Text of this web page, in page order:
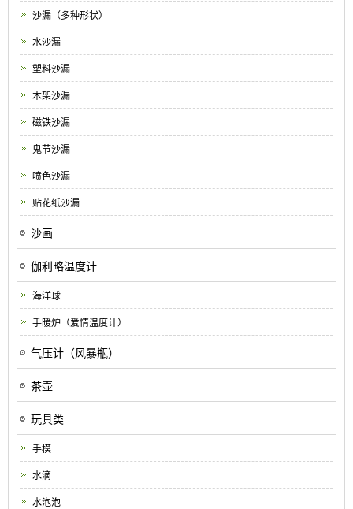
沙漏（多种形状）
水沙漏
塑料沙漏
木架沙漏
磁铁沙漏
鬼节沙漏
喷色沙漏
贴花纸沙漏
沙画
伽利略温度计
海洋球
手暖炉（爱情温度计）
气压计（风暴瓶）
茶壶
玩具类
手模
水滴
水泡泡